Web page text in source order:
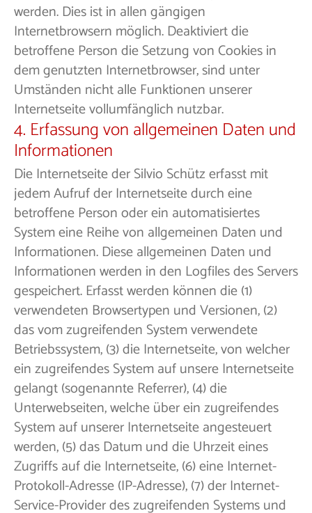
werden. Dies ist in allen gängigen
Internetbrowsern möglich. Deaktiviert die
betroffene Person die Setzung von Cookies in
dem genutzten Internetbrowser, sind unter
Umständen nicht alle Funktionen unserer
Internetseite vollumfänglich nutzbar.
4. Erfassung von allgemeinen Daten und
Informationen
Die Internetseite der Silvio Schütz erfasst mit
jedem Aufruf der Internetseite durch eine
betroffene Person oder ein automatisiertes
System eine Reihe von allgemeinen Daten und
Informationen. Diese allgemeinen Daten und
Informationen werden in den Logfiles des Servers
gespeichert. Erfasst werden können die (1)
verwendeten Browsertypen und Versionen, (2)
das vom zugreifenden System verwendete
Betriebssystem, (3) die Internetseite, von welcher
ein zugreifendes System auf unsere Internetseite
gelangt (sogenannte Referrer), (4) die
Unterwebseiten, welche über ein zugreifendes
System auf unserer Internetseite angesteuert
werden, (5) das Datum und die Uhrzeit eines
Zugriffs auf die Internetseite, (6) eine Internet-
Protokoll-Adresse (IP-Adresse), (7) der Internet-
Service-Provider des zugreifenden Systems und